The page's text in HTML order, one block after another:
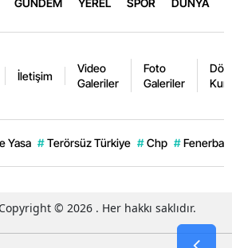
GÜNDEM YEREL SPOR DÜNYA
İletişim
Video
Galeriler
Foto
Galeriler
Yasa # Terörsüz Türkiye # Chp #
Copyright © 2026 . Her hakkı saklıdır.